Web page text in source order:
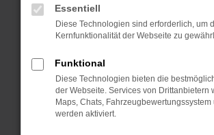
Mobilität in Würzburg kaum eine
geeigneter Alternative existiert.
Vorführwagen sind fast noch
Bedenke bitte, dass die
aller Regel dem Zweck dienten,
Neuwagen zu verkaufen und
Vorteile zu demonstrieren.
Essentiell
Diese Technologien sind erforderlich, um
Kernfunktionalität der Webseite zu
Funktional
Diese Technologien bieten die
der Webseite. Services von Drittanbietern
Maps, Chats, Fahrzeugbewertungssystem
werden aktiviert.